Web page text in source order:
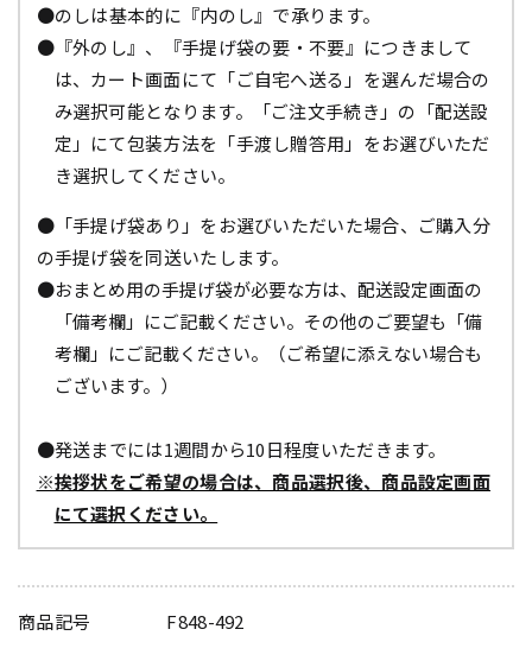
●のしは基本的に『内のし』で承ります。
●『外のし』、『手提げ袋の要・不要』につきまして
は、カート画面にて「ご自宅へ送る」を選んだ場合の
み選択可能となります。「ご注文手続き」の「配送設
定」にて包装方法を「手渡し贈答用」をお選びいただ
き選択してください。
●「手提げ袋あり」をお選びいただいた場合、ご購入分
の手提げ袋を同送いたします。
●おまとめ用の手提げ袋が必要な方は、配送設定画面の
「備考欄」にご記載ください。その他のご要望も「備
考欄」にご記載ください。（ご希望に添えない場合も
ございます。）
●発送までには1週間から10日程度いただきます。
※挨拶状をご希望の場合は、商品選択後、商品設定画面
にて選択ください。
商品記号 F848-492